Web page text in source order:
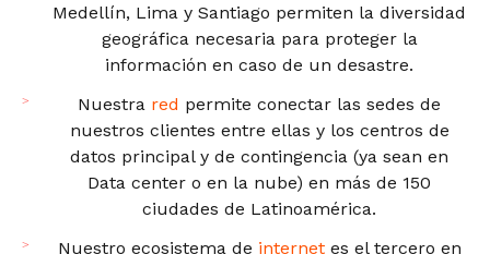
Medellín, Lima y Santiago permiten la diversidad
geográfica necesaria para proteger la
información en caso de un desastre.
Nuestra red permite conectar las sedes de
nuestros clientes entre ellas y los centros de
datos principal y de contingencia (ya sean en
Data center o en la nube) en más de 150
ciudades de Latinoamérica.
Nuestro ecosistema de internetes el tercero en